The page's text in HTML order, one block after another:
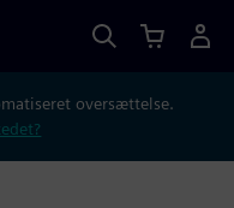
oversættelse.